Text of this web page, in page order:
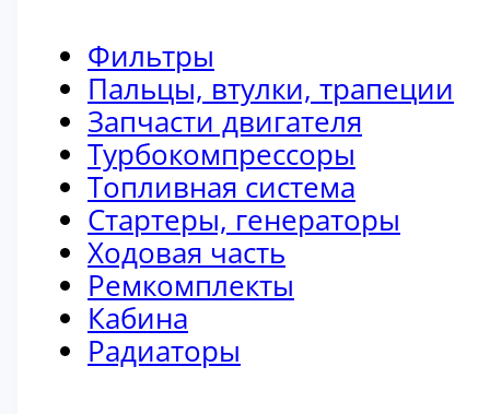
Фильтры
Пальцы, втулки, трапеции
Запчасти двигателя
Турбокомпрессоры
Топливная система
Стартеры, генераторы
Ходовая часть
Ремкомплекты
Кабина
Радиаторы